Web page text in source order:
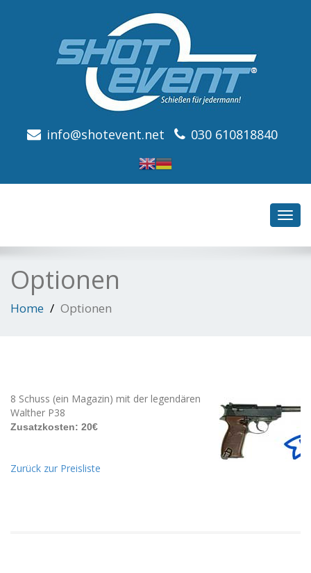
info@shotevent.net 030 610818840
Optionen
Home Optionen
8 Schuss (ein Magazin) mit der legendären
Walther P38
Zusatzkosten: 20€
Zurück zur Preisliste